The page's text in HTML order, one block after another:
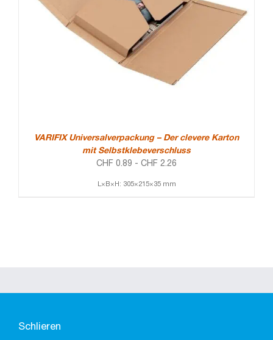
VARIFIX Universalverpackung – Der clevere Karton
mit Selbstklebeverschluss
CHF 0.89 - CHF 2.26
L×B×H: 305×215×35 mm
Schlieren